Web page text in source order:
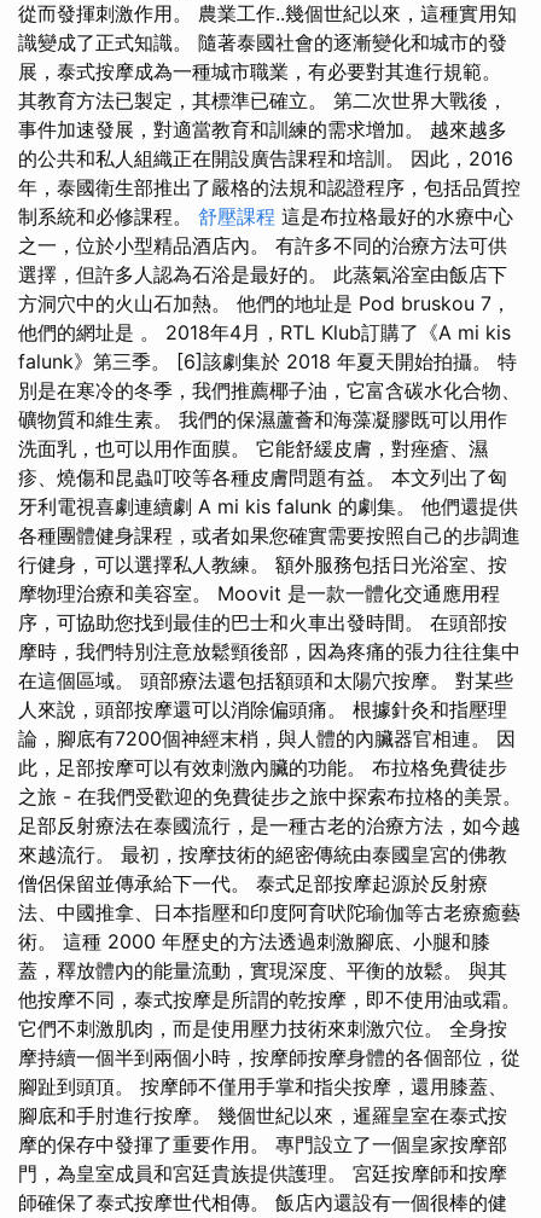
從而發揮刺激作用。 農業工作..幾個世紀以來，這種實用知
識變成了正式知識。 隨著泰國社會的逐漸變化和城市的發
展，泰式按摩成為一種城市職業，有必要對其進行規範。
其教育方法已製定，其標準已確立。 第二次世界大戰後，
事件加速發展，對適當教育和訓練的需求增加。 越來越多
的公共和私人組織正在開設廣告課程和培訓。 因此，2016
年，泰國衛生部推出了嚴格的法規和認證程序，包括品質控
制系統和必修課程。 舒壓課程 這是布拉格最好的水療中心
之一，位於小型精品酒店內。 有許多不同的治療方法可供
選擇，但許多人認為石浴是最好的。 此蒸氣浴室由飯店下
方洞穴中的火山石加熱。 他們的地址是 Pod bruskou 7，
他們的網址是 。 2018年4月，RTL Klub訂購了《A mi kis
falunk》第三季。 [6]該劇集於 2018 年夏天開始拍攝。 特
別是在寒冷的冬季，我們推薦椰子油，它富含碳水化合物、
礦物質和維生素。 我們的保濕蘆薈和海藻凝膠既可以用作
洗面乳，也可以用作面膜。 它能舒緩皮膚，對痤瘡、濕
疹、燒傷和昆蟲叮咬等各種皮膚問題有益。 本文列出了匈
牙利電視喜劇連續劇 A mi kis falunk 的劇集。 他們還提供
各種團體健身課程，或者如果您確實需要按照自己的步調進
行健身，可以選擇私人教練。 額外服務包括日光浴室、按
摩物理治療和美容室。 Moovit 是一款一體化交通應用程
序，可協助您找到最佳的巴士和火車出發時間。 在頭部按
摩時，我們特別注意放鬆頸後部，因為疼痛的張力往往集中
在這個區域。 頭部療法還包括額頭和太陽穴按摩。 對某些
人來說，頭部按摩還可以消除偏頭痛。 根據針灸和指壓理
論，腳底有7200個神經末梢，與人體的內臟器官相連。 因
此，足部按摩可以有效刺激內臟的功能。 布拉格免費徒步
之旅 - 在我們受歡迎的免費徒步之旅中探索布拉格的美景。
足部反射療法在泰國流行，是一種古老的治療方法，如今越
來越流行。 最初，按摩技術的絕密傳統由泰國皇宮的佛教
僧侶保留並傳承給下一代。 泰式足部按摩起源於反射療
法、中國推拿、日本指壓和印度阿育吠陀瑜伽等古老療癒藝
術。 這種 2000 年歷史的方法透過刺激腳底、小腿和膝
蓋，釋放體內的能量流動，實現深度、平衡的放鬆。 與其
他按摩不同，泰式按摩是所謂的乾按摩，即不使用油或霜。
它們不刺激肌肉，而是使用壓力技術來刺激穴位。 全身按
摩持續一個半到兩個小時，按摩師按摩身體的各個部位，從
腳趾到頭頂。 按摩師不僅用手掌和指尖按摩，還用膝蓋、
腳底和手肘進行按摩。 幾個世紀以來，暹羅皇室在泰式按
摩的保存中發揮了重要作用。 專門設立了一個皇家按摩部
門，為皇室成員和宮廷貴族提供護理。 宮廷按摩師和按摩
師確保了泰式按摩世代相傳。 飯店內還設有一個很棒的健